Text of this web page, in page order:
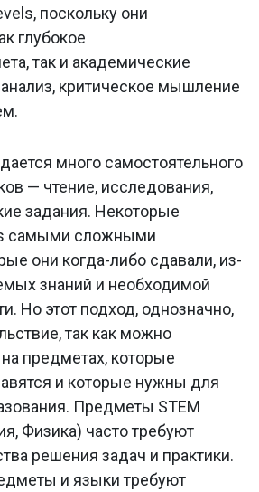
поскольку они
глубокое
так и академические
анализ, критическое мышление
много самостоятельного
— чтение, исследования,
задания. Некоторые
самыми сложными
они когда-либо сдавали, из-
знаний и необходимой
Но этот подход, однозначно,
так как можно
предметах, которые
и которые нужны для
Предметы STEM
Физика) часто требуют
решения задач и практики.
и языки требуют